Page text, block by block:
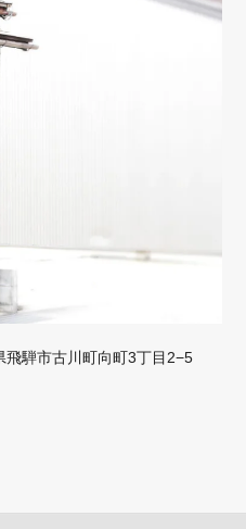
飛騨市古川町向町3丁目2−5